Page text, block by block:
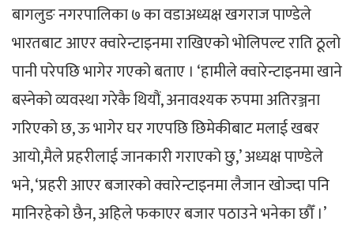
बागलुङ नगरपालिका ७ का वडाअध्यक्ष खगराज पाण्डेले
भारतबाट आएर क्वारेन्टाइनमा राखिएको भोलिपल्ट राति ठूलो
पानी परेपछि भागेर गएको बताए । ‘हामीले क्वारेन्टाइनमा खाने
बस्नेको व्यवस्था गरेकै थियौं, अनावश्यक रुपमा अतिरञ्जना
गरिएको छ, ऊ भागेर घर गएपछि छिमेकीबाट मलाई खबर
आयो,मैले प्रहरीलाई जानकारी गराएको छु,’ अध्यक्ष पाण्डेले
भने, ‘प्रहरी आएर बजारको क्वारेन्टाइनमा लैजान खोज्दा पनि
मानिरहेको छैन, अहिले फकाएर बजार पठाउने भनेका छौँ ।’